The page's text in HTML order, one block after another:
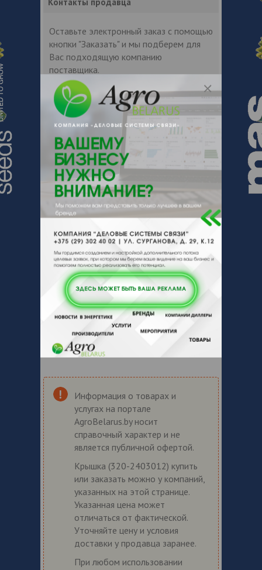
Оставьте электронный заказ с помощью
кнопки "Заказать" и мы подберем для
Вас подходящую компанию
поставщика.
Информация о товарах и
услугах на портале
AgroBelarus.by носит
справочный характер и не
является публичной офертой.
Крышка (320-2403012) купить
или заказать можно у компаний,
указанных на этой странице.
Указанная цена может
отличаться от фактической.
Уточняйте цену и условия
доставки у продавца заранее.
При любом использовании